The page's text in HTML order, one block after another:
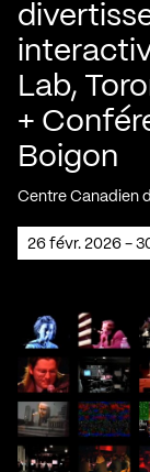
Lab,
+
Boigon
Centre Canadien
26 févr. 2026 -